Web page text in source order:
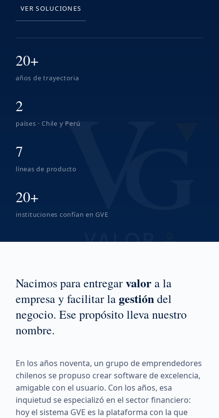
VER SOLUCIONES
20+
años de trayectoria
2
países · Chile y Perú
7
líneas de producto
20+
instituciones confían en GVE
Nacimos para entregarvalor a la
empresa y facilitar la gestióndel
negocio. Ese propósito lleva nuestro
nombre.
En los años noventa, un grupo de emprendedores
chilenos se propuso crear software de excelencia,
amigable con el usuario. Con los años, esa
inquietud se especializó en el sector financiero:
hoy el sistema GVE es la plataforma con la que